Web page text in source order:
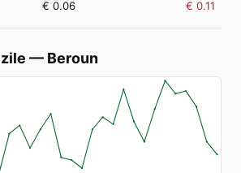
€ 0.06 € 0.11
— Beroun